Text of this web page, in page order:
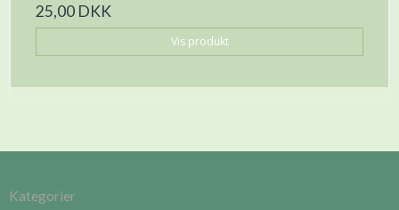
25,00 DKK
Vis produkt
Kategorier